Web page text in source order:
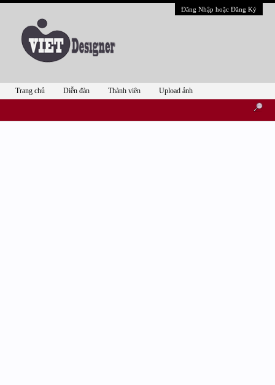
Đăng Nhập hoặc Đăng Ký
Trang chủ Diễn đàn Thành viên Upload ảnh